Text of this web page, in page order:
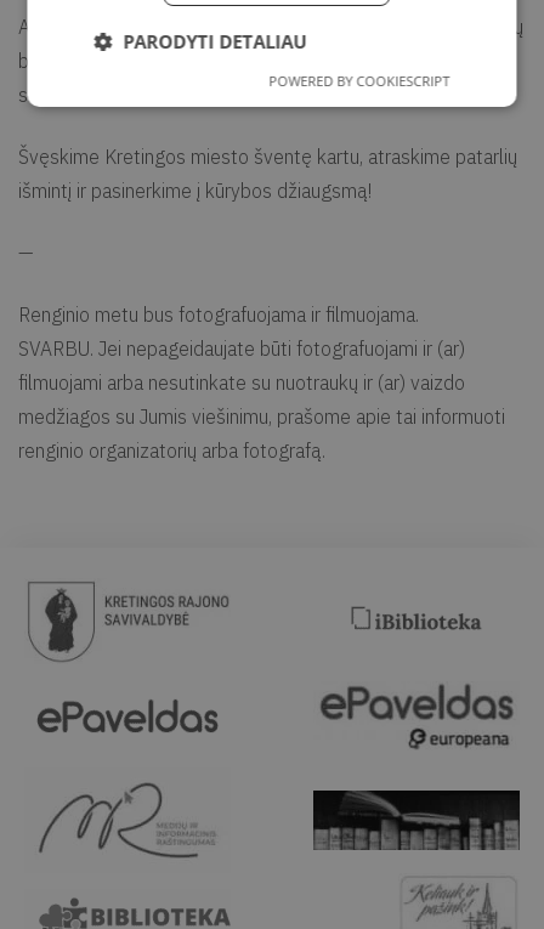
Ateikite kurti, mokytis ir smagiai praleisti laiką! Laukiame jūsų
bibliotekos lauko erdvėje (esant nepalankioms oro
sąlygoms renginys vyks bibliotekoje).
Švęskime Kretingos miesto šventę kartu, atraskime patarlių
išmintį ir pasinerkime į kūrybos džiaugsmą!
—
Renginio metu bus fotografuojama ir filmuojama.
SVARBU. Jei nepageidaujate būti fotografuojami ir (ar)
filmuojami arba nesutinkate su nuotraukų ir (ar) vaizdo
medžiagos su Jumis viešinimu, prašome apie tai informuoti
renginio organizatorių arba fotografą.
PARODYTI DETALIAU
POWERED BY COOKIESCRIPT